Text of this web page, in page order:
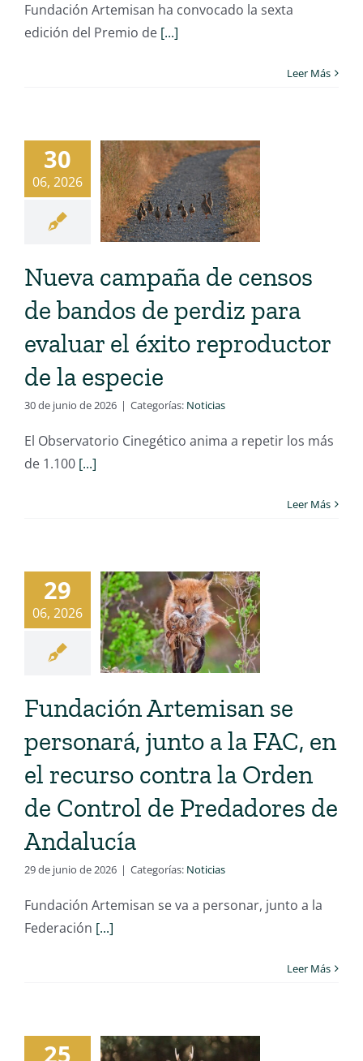
Fundación Artemisan ha convocado la sexta
edición del Premio de[...]
Leer Más
30
06, 2026
Nueva campaña de censos
de bandos de perdiz para
evaluar el éxito reproductor
de la especie
30 de junio de 2026 | Categorías: Noticias
El Observatorio Cinegético anima a repetir los más
de 1.100[...]
Leer Más
29
06, 2026
Fundación Artemisan se
personará, junto a la FAC, en
el recurso contra la Orden
de Control de Predadores de
Andalucía
29 de junio de 2026 | Categorías: Noticias
Fundación Artemisan se va a personar, junto a la
Federación [...]
Leer Más
25